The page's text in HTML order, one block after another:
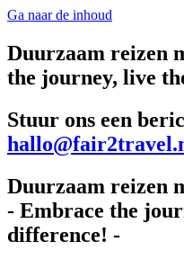
Ga naar de inhoud
Duurzaam reizen
the journey, live
Stuur ons een
Duurzaam reizen
- Embrace the
difference! -